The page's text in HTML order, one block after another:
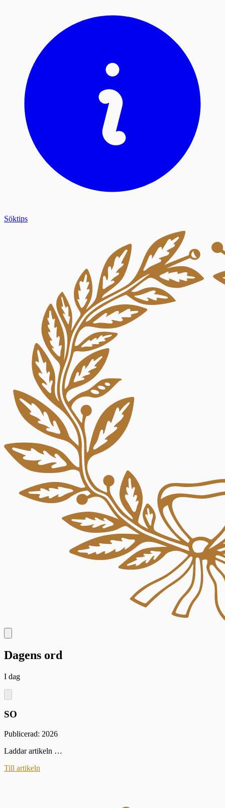
Söktips
Dagens ord
I dag
SO
Publicerad: 2026
Laddar artikeln …
Till artikeln